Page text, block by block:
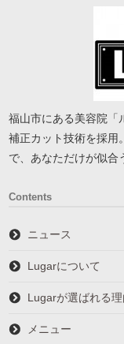
福山市にある美容院「
補正カット技術を採用
で、あなただけが似合
Contents
ニュース
Lugarについて
Lugarが選ばれる理
メニュー